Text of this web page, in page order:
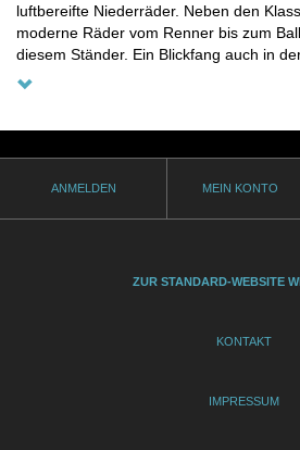
luftbereifte Niederräder. Neben den
moderne Räder vom Renner bis zum
diesem Ständer. Ein Blickfang auch in
ANMELDEN MEIN KONTO
ZUR STANDARD-WEBSITE
KONTAKT
IMPRESSUM